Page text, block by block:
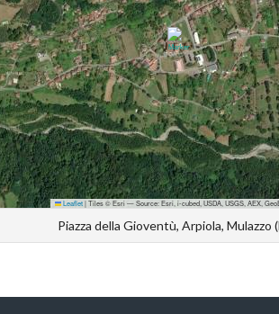
Leaflet|Tiles © Esri — Source: Esri, i-cubed, USDA, USGS, AEX,
Piazza della Gioventù, Arpiola, Mulazzo